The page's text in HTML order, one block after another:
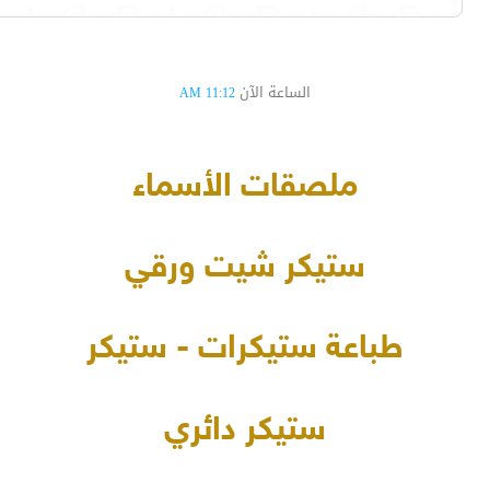
الساعة الآن 11:12 AM
ملصقات الأسماء
ستيكر شيت ورقي
طباعة ستيكرات - ستيكر
ستيكر دائري